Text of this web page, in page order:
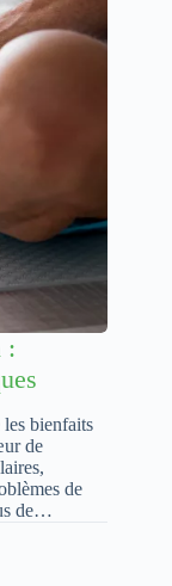
:
bienfaits
de
de
de…